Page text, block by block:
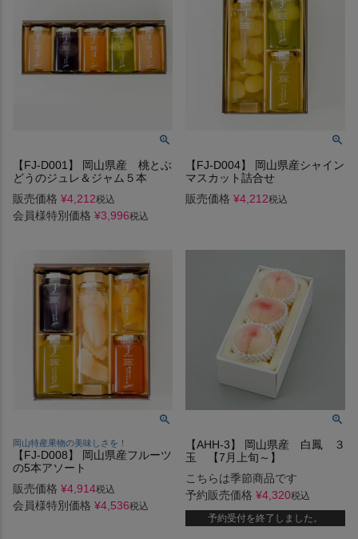
【FJ-D001】 岡山県産 桃とぶ
どうのジュレ＆ジャム５本
販売価格 ¥4,212税込
会員様特別価格 ¥3,996税込
【FJ-D004】 岡山県産シャイン
マスカット詰合せ
販売価格 ¥4,212税込
岡山特産果物の美味しさを！
【FJ-D008】 岡山県産フルーツ
の5本アソート
販売価格 ¥4,914税込
会員様特別価格 ¥4,536税込
【AHH-3】 岡山県産 白鳳 ３
玉 【7月上旬～】
こちらは季節商品です
予約販売価格 ¥4,320税込
予約受付を終了しました。